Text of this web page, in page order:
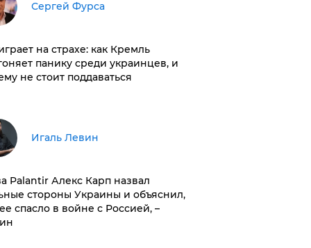
Сергей Фурса
на страхе: как Кремль
панику среди украинцев, и
не стоит поддаваться
Игаль Левин
Palantir Алекс Карп назвал
стороны Украины и объяснил,
спасло в войне с Россией, –